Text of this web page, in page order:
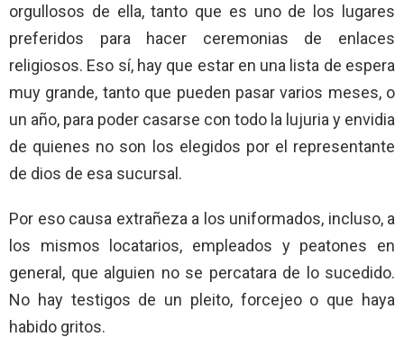
orgullosos de ella, tanto que es uno de los lugares
preferidos para hacer ceremonias de enlaces
religiosos. Eso sí, hay que estar en una lista de espera
muy grande, tanto que pueden pasar varios meses, o
un año, para poder casarse con todo la lujuria y envidia
de quienes no son los elegidos por el representante
de dios de esa sucursal.
Por eso causa extrañeza a los uniformados, incluso, a
los mismos locatarios, empleados y peatones en
general, que alguien no se percatara de lo sucedido.
No hay testigos de un pleito, forcejeo o que haya
habido gritos.